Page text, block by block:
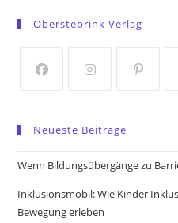
a
tab
tab
Oberstebrink Verlag
a
new
new
a
new
new
Neueste Beiträge
Wenn Bildungsübergänge zu
Inklusionsmobil: Wie Kinder
Bewegung erleben